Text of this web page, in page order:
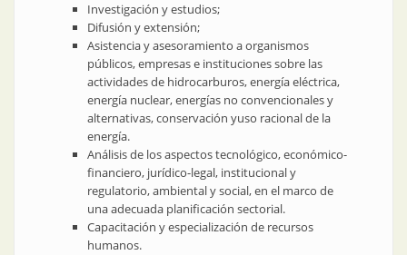
Investigación y estudios;
Difusión y extensión;
Asistencia y asesoramiento a organismos
públicos, empresas e instituciones sobre las
actividades de hidrocarburos, energía eléctrica,
energía nuclear, energías no convencionales y
alternativas, conservación yuso racional de la
energía.
Análisis de los aspectos tecnológico, económico-
financiero, jurídico-legal, institucional y
regulatorio, ambiental y social, en el marco de
una adecuada planificación sectorial.
Capacitación y especialización de recursos
humanos.